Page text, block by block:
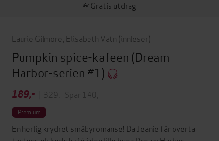
Gratis utdrag
Laurie Gilmore Elisabeth Vatn (innleser)
Pumpkin spice-kafeen (Dream
Harbor-serien #1)
189,- 329,- Spar 140,-
Premium
En herlig krydret småbyromanse! Da Jeanie får overta